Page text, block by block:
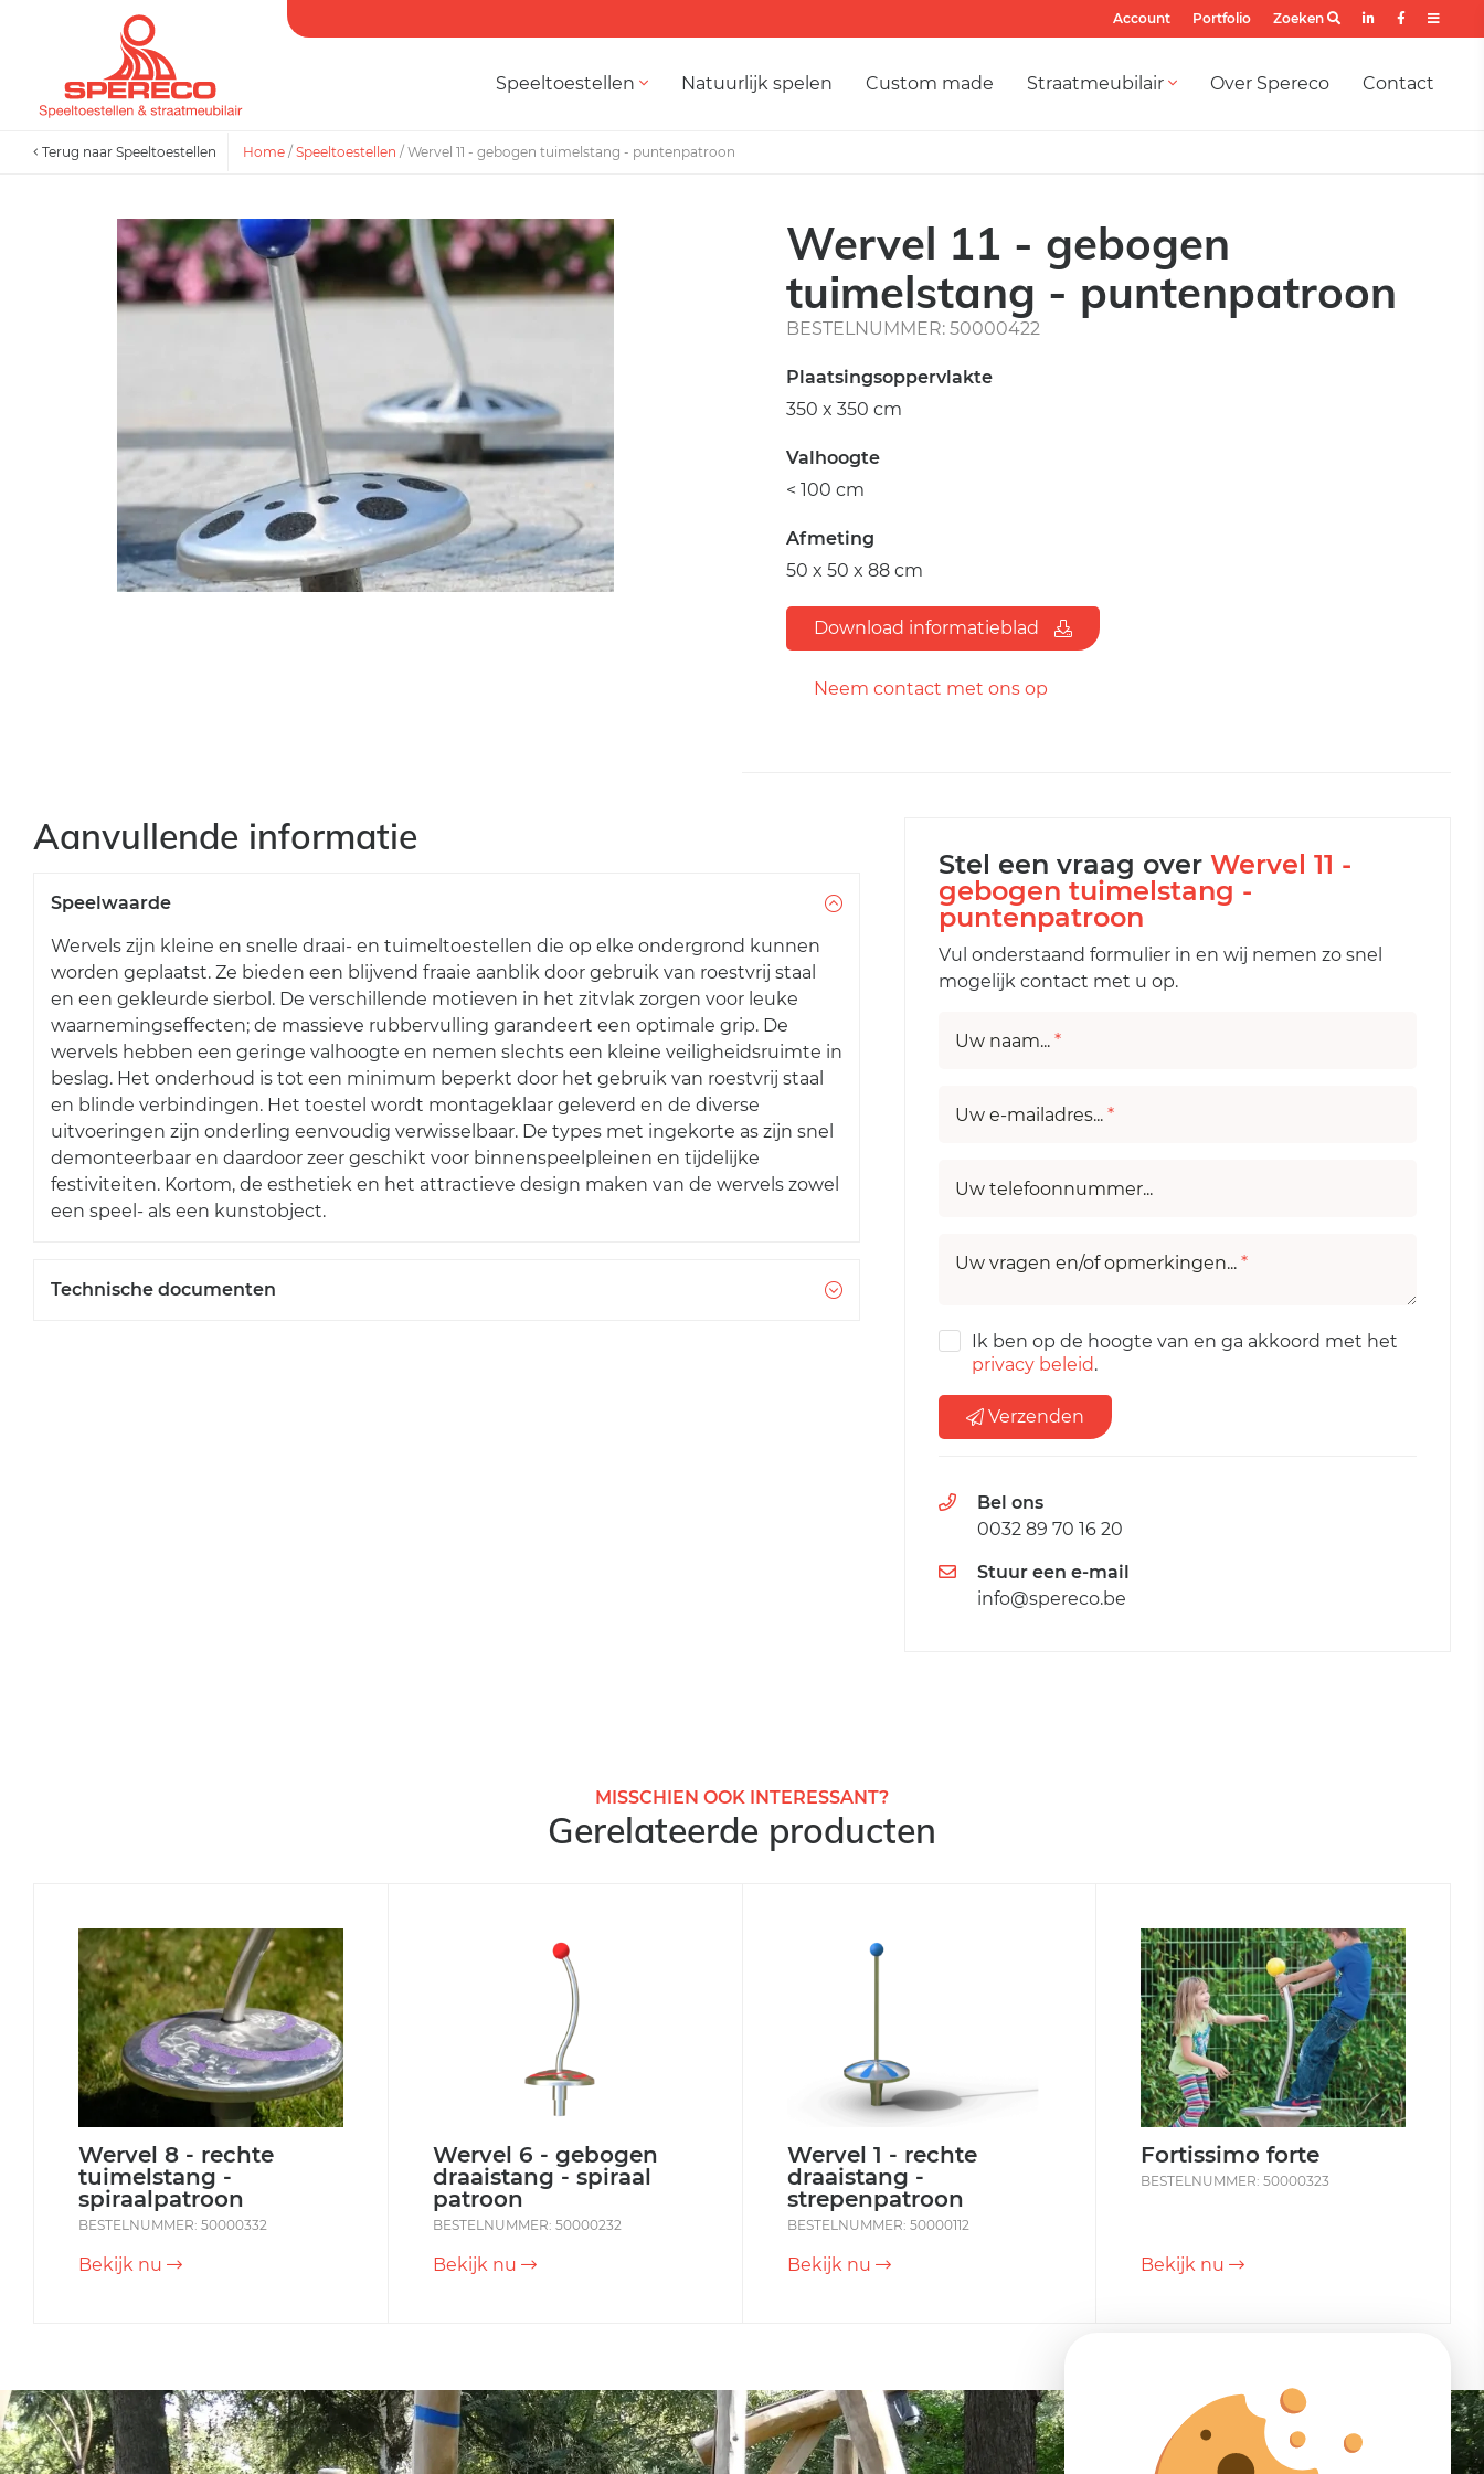
Account Portfolio Zoeken
Speeltoestellen Natuurlijk spelen Custom made Straatmeubilair Over Spereco Contact
Terug naar Speeltoestellen Home / Speeltoestellen / Wervel 11 - gebogen tuimelstang - puntenpatroon
Wervel 11 - gebogen
tuimelstang - puntenpatroon
BESTELNUMMER: 50000422
Plaatsingsoppervlakte
350 x 350 cm
Valhoogte
< 100 cm
Afmeting
50 x 50 x 88 cm
Download informatieblad
Neem contact met ons op
Aanvullende informatie
Speelwaarde
Wervels zijn kleine en snelle draai- en tuimeltoestellen die op elke ondergrond kunnen
worden geplaatst. Ze bieden een blijvend fraaie aanblik door gebruik van roestvrij staal
en een gekleurde sierbol. De verschillende motieven in het zitvlak zorgen voor leuke
waarnemingseffecten; de massieve rubbervulling garandeert een optimale grip. De
wervels hebben een geringe valhoogte en nemen slechts een kleine veiligheidsruimte in
beslag. Het onderhoud is tot een minimum beperkt door het gebruik van roestvrij staal
en blinde verbindingen. Het toestel wordt montageklaar geleverd en de diverse
uitvoeringen zijn onderling eenvoudig verwisselbaar. De types met ingekorte as zijn snel
demonteerbaar en daardoor zeer geschikt voor binnenspeelpleinen en tijdelijke
festiviteiten. Kortom, de esthetiek en het attractieve design maken van de wervels zowel
een speel- als een kunstobject.
Technische documenten
Stel een vraag over Wervel 11 -
gebogen tuimelstang -
puntenpatroon
Vul onderstaand formulier in en wij nemen zo snel
mogelijk contact met u op.
Uw naam... *
Uw e-mailadres... *
Uw telefoonnummer...
Uw vragen en/of opmerkingen... *
Ik ben op de hoogte van en ga akkoord met het
privacy beleid.
Verzenden
Bel ons
0032 89 70 16 20
Stuur een e-mail
info@spereco.be
MISSCHIEN OOK INTERESSANT?
Gerelateerde producten
Wervel 8 - rechte
tuimelstang -
spiraalpatroon
BESTELNUMMER: 50000332
Bekijk nu
Wervel 6 - gebogen
draaistang - spiraal
patroon
BESTELNUMMER: 50000232
Bekijk nu
Wervel 1 - rechte
draaistang -
strepenpatroon
BESTELNUMMER: 50000112
Bekijk nu
Fortissimo forte
BESTELNUMMER: 50000323
Bekijk nu